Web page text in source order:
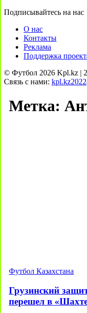
Подписывайтесь на нас
О нас
Контакты
Реклама
Поддержка
© Футбол 2026 Kpl.kz |
Связь с нами:
Метка:
Футбол Казахстана
Грузинский
перешел в